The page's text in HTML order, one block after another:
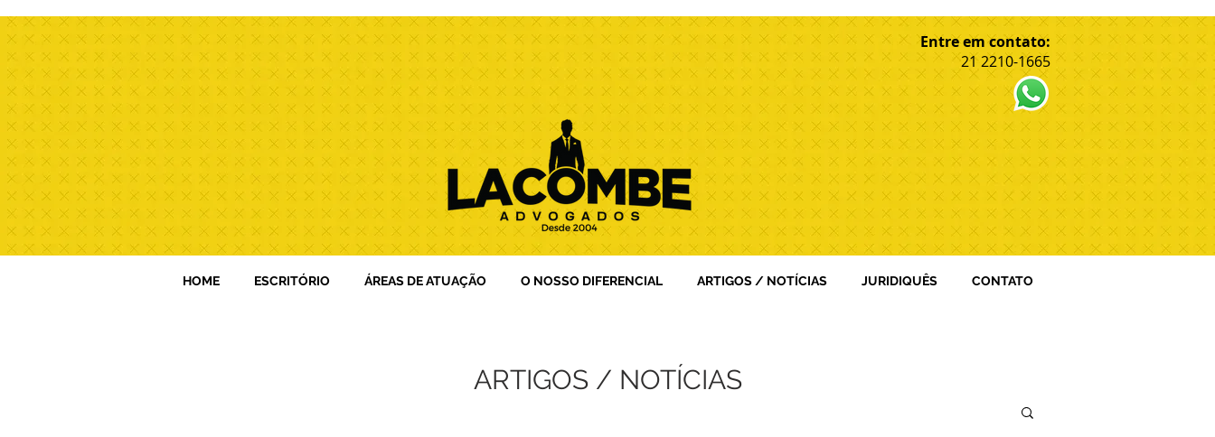
Entre em contato:
21 2210-1665
HOME ESCRITÓRIO ÁREAS DE ATUAÇÃO O NOSSO DIFERENCIAL ARTIGOS / NOTÍCIAS JURIDIQUÊS CONTATO
ARTIGOS / NOTÍCIAS